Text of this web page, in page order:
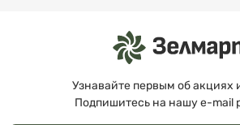
Узнавайте первым об акциях
Подпишитесь на нашу e-mail